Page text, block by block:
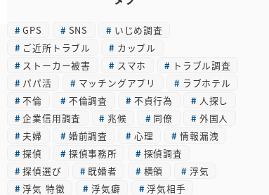
イ
ブ
GPS SNS
いじめ調査
ご近所トラブル
カップル
ストーカー被害
スマホ
トラブル調査
パパ活
マッチングアプリ
ラブホテル
不倫
不倫調査 不貞行為
人探し
企業信用調査
兆候 同僚
外国人
夫婦
婚前調査 心理
情報漏洩
探偵
探偵事務所
探偵調査
探偵選び
既婚者 横領
浮気
浮気 特徴
浮気癖
浮気相手